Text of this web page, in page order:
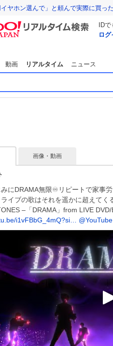
ヤホン選んで」と頼んで実際に買っ
ID
ログ
動画 リアルタイム ニュース
画像・動画
にDRAMA無限♾️リピートで家事
イブの歌はそれを遥かに超えてく
–「DRAMA」from LIVE DVD/
i1vFBbG_4mQ?si…
@YouTube